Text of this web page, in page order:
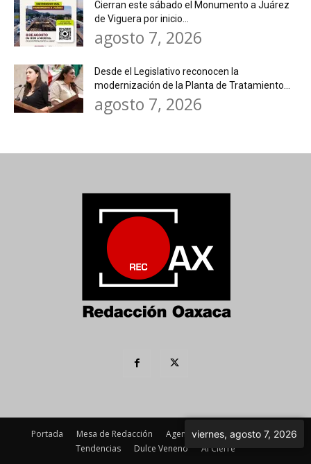
Cierran este sábado el Monumento a Juárez
de Viguera por inicio...
agosto 7, 2026
Desde el Legislativo reconocen la
modernización de la Planta de Tratamiento...
agosto 7, 2026
Portada Mesa de Redacción Agenda Política
Imagen
Tendencias
Dulce Veneno Al Cierre
viernes, agosto 7, 2026